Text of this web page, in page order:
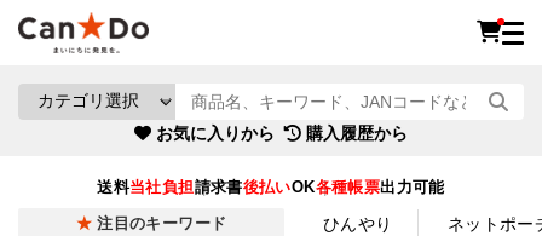
お気に入りから 購入履歴から
送料当社負担請求書後払いOK各種帳票出力可能
注目のキーワード ひんやり ネットポー